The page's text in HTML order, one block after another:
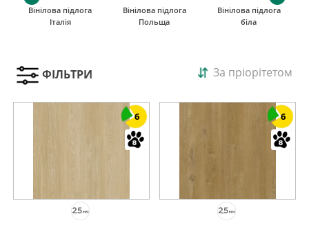
Вінілова підлога
Італія
Вінілова підлога
Польща
Вінілова підлога
біла
ФІЛЬТРИ За пріорітетом
6 6